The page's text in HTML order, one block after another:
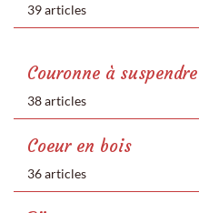
39 articles
Couronne à suspendre
38 articles
Coeur en bois
36 articles